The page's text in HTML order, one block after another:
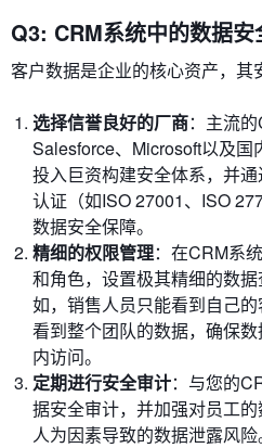
Q3: CRM系统中的数据安
客户数据是企业的核心资产，其
选择信誉良好的厂商：主流
Salesforce、Microsoft以及
投入巨资构建安全体系，并
认证（如ISO 27001、ISO
数据安全保障。
精细的权限管理：在CRM系
和角色，设置极其精细的数
如，销售人员只能看到自己
看到整个团队的数据，确保
内访问。
定期进行安全审计：与您的
据安全审计，并加强对员工
人为因素导致的数据泄露风险